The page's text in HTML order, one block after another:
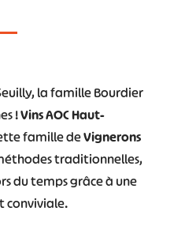
la famille Bourdier
!Vins AOC Haut-
famille deVignerons
traditionnelles,
du temps grâce à une
conviviale.